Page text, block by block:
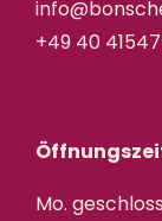
+49 40
Mo.